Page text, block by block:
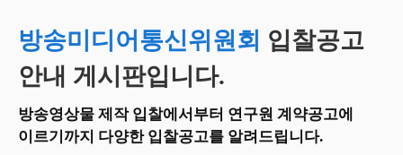
방송미디어통신위원회 입찰공고
안내 게시판입니다.
방송영상물 제작 입찰에서부터 연구원 계약공고에
이르기까지 다양한 입찰공고를 알려드립니다.